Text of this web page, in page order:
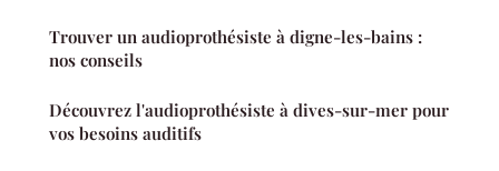
Trouver un audioprothésiste à digne-les-bains :
nos conseils
Découvrez l'audioprothésiste à dives-sur-mer pour
vos besoins auditifs